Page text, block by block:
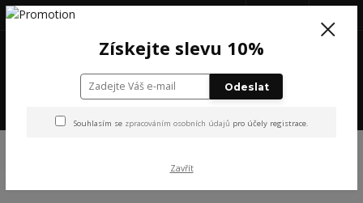
+420 777 199 652
Získejte slevu 10%
Odeslat
Souhlasím se zpracováním osobních údajů pro účely registrace.
Zavřít